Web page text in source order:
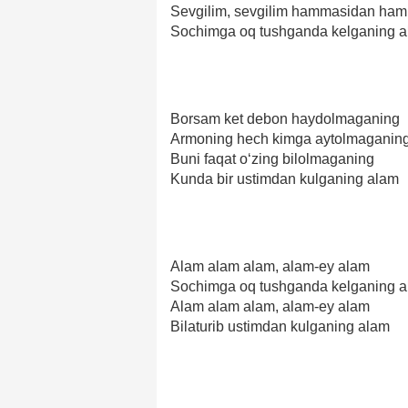
Sevgilim, sevgilim hammasidan ham
Sochimga oq tushganda kelganing
Borsam ket debon haydolmaganing
Armoning hech kimga
Buni faqat o‘zing bilolmaganing
Kunda bir ustimdan kulganing alam
Alam alam alam, alam-ey alam
Sochimga oq tushganda kelganing
Alam alam alam, alam-ey alam
Bilaturib ustimdan kulganing alam